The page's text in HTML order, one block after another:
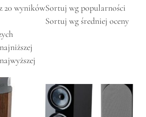
20 wynikówSortuj wg popularności
Sortuj wg średniej oceny